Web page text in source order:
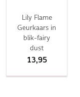
Lily Flame
Geurkaars in
blik-fairy
dust
13,95